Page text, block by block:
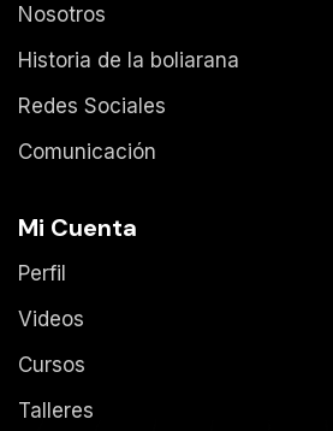
Nosotros
Historia de la boliarana
Redes Sociales
Comunicación
Mi Cuenta
Perfil
Videos
Cursos
Talleres